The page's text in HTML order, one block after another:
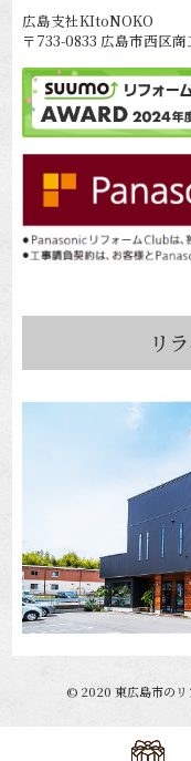
広島支社KItoNOKO
〒733-0833 広島市西区
リ
© 2020 東広島市の